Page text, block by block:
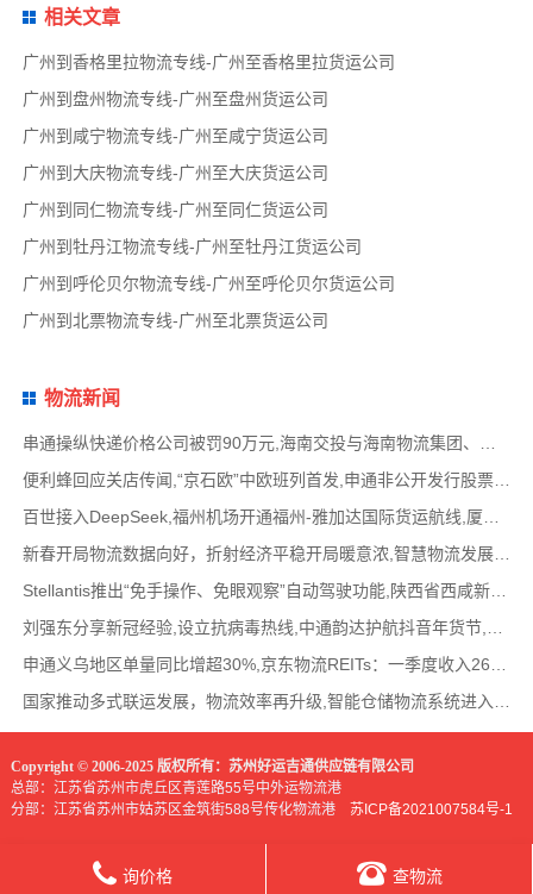
相关文章
广州到香格里拉物流专线-广州至香格里拉货运公司
广州到盘州物流专线-广州至盘州货运公司
广州到咸宁物流专线-广州至咸宁货运公司
广州到大庆物流专线-广州至大庆货运公司
广州到同仁物流专线-广州至同仁货运公司
广州到牡丹江物流专线-广州至牡丹江货运公司
广州到呼伦贝尔物流专线-广州至呼伦贝尔货运公司
广州到北票物流专线-广州至北票货运公司
物流新闻
便利蜂回应关店传闻,“京石欧”中欧班列首发,申通非公开发行股票方案失效,老挝中通和老挝
百世接入DeepSeek,福州机场开通福州-雅加达国际货运航线,厦门拟立法保障网约配送员劳动权益
新春开局物流数据向好，折射经济平稳开局暖意浓,智慧物流发展迅猛，新一代信息技术深度融
Stellantis推出“免手操作、免眼观察”自动驾驶功能,陕西省西咸新区公示首批智能网联道路测试
Copyright © 2006-2025 版权所有：苏州好运吉通供应链有限公司
总部：江苏省苏州市虎丘区青莲路55号中外运物流港
分部：江苏省苏州市姑苏区金筑街588号传化物流港 苏ICP备2021007584号-1
询价格 查物流